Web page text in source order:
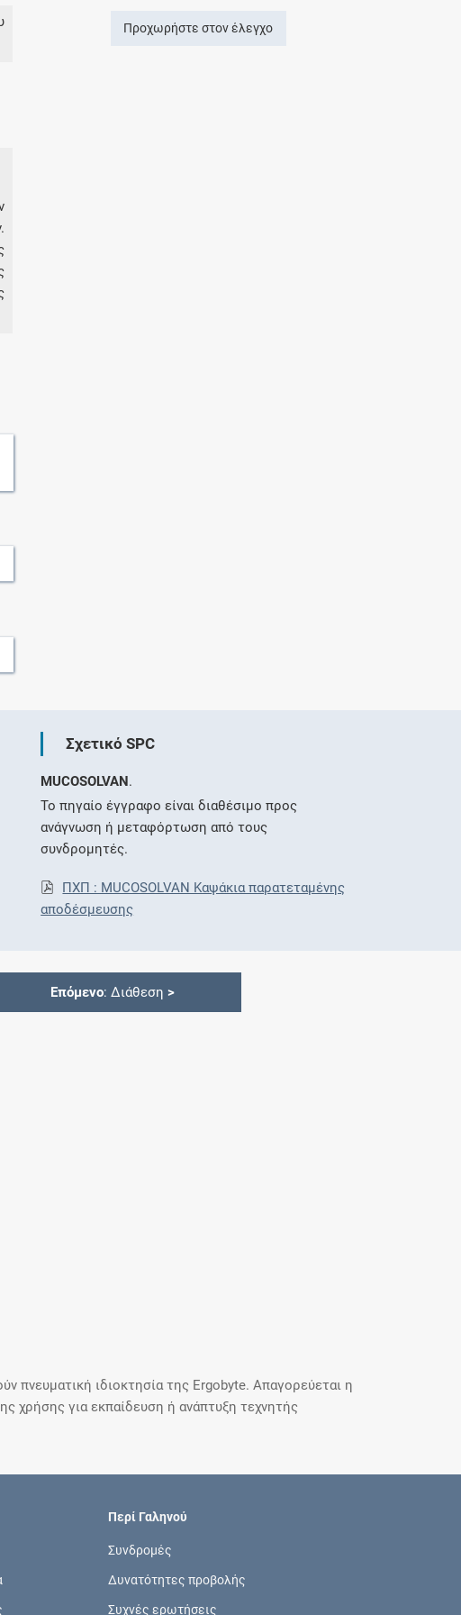
Προχωρήστε στον έλεγχο
Σχετικό SPC
MUCOSOLVAN .
Το πηγαίο έγγραφο είναι διαθέσιμο προς
ανάγνωση ή μεταφόρτωση από τους
συνδρομητές.
ΠΧΠ : MUCOSOLVAN Καψάκια παρατεταμένης
αποδέσμευσης
Επόμενο: Διάθεση >
πνευματική ιδιοκτησία της Ergobyte. Απαγορεύεται η
χρήσης για εκπαίδευση ή ανάπτυξη τεχνητής
Περί Γαληνού
Συνδρομές
Δυνατότητες προβολής
Συχνές ερωτήσεις